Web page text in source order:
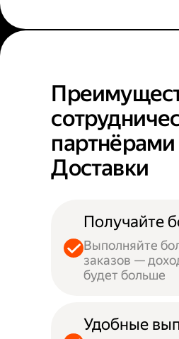
Доставки
Получайте
Выполняйте
заказов —
будет больше
Удобные